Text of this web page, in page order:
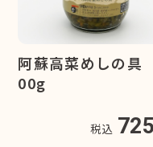
阿蘇高菜めしの
00g
税込 725